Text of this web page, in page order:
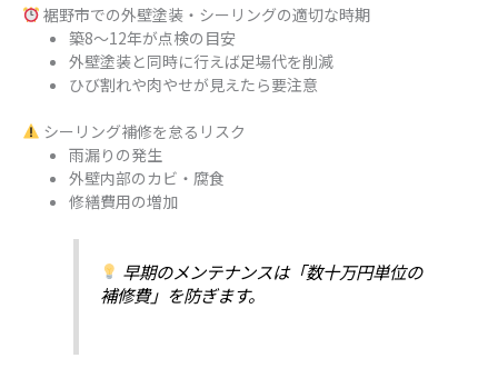
裾野市での外壁塗装・シーリングの適切な時期
築8〜12年が点検の目安
外壁塗装と同時に行えば足場代を削減
ひび割れや肉やせが見えたら要注意
シーリング補修を怠るリスク
雨漏りの発生
外壁内部のカビ・腐食
修繕費用の増加
早期のメンテナンスは「数十万円単位の
補修費」を防ぎます。